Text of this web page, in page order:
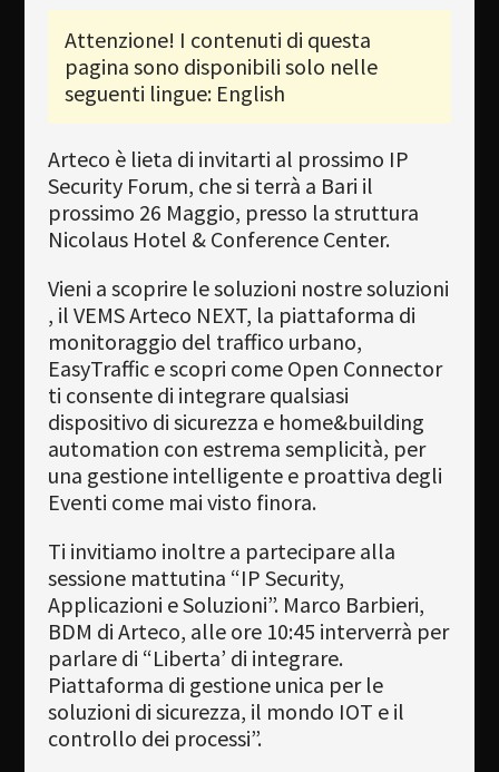
Newsletter
Download
Lingua
Attenzione! I contenuti di questa
pagina sono disponibili solo nelle
seguenti lingue: English
Arteco è lieta di invitarti al prossimo IP
Security Forum, che si terrà a Bari il
prossimo 26 Maggio, presso la struttura
Nicolaus Hotel & Conference Center.
Vieni a scoprire le soluzioni nostre soluzioni
, il VEMS Arteco NEXT, la piattaforma di
monitoraggio del traffico urbano,
EasyTraffic e scopri come Open Connector
ti consente di integrare qualsiasi
dispositivo di sicurezza e home&building
automation con estrema semplicità, per
una gestione intelligente e proattiva degli
Eventi come mai visto finora.
Ti invitiamo inoltre a partecipare alla
sessione mattutina “IP Security,
Applicazioni e Soluzioni”. Marco Barbieri,
BDM di Arteco, alle ore 10:45 interverrà per
parlare di “Liberta’ di integrare.
Piattaforma di gestione unica per le
soluzioni di sicurezza, il mondo IOT e il
controllo dei processi”.